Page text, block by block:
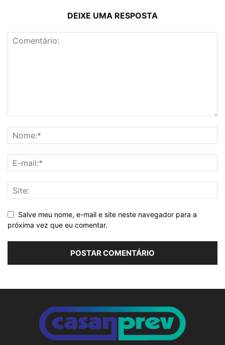
DEIXE UMA RESPOSTA
Salve meu nome, e-mail e site neste navegador para a
próxima vez que eu comentar.